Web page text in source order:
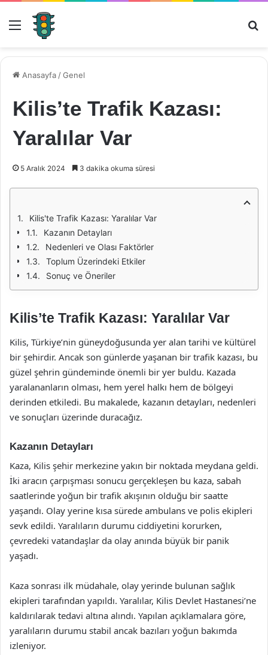
Menü
Anasayfa /Genel
Kilis’te Trafik Kazası:
Yaralılar Var
5 Aralık 2024 3 dakika okuma süresi
Kilis'te Trafik Kazası: Yaralılar Var
Kazanın Detayları
Nedenleri ve Olası Faktörler
Toplum Üzerindeki Etkiler
Sonuç ve Öneriler
Kilis’te Trafik Kazası: Yaralılar Var
Kilis, Türkiye’nin güneydoğusunda yer alan tarihi ve kültürel
bir şehirdir. Ancak son günlerde yaşanan bir trafik kazası, bu
güzel şehrin gündeminde önemli bir yer buldu. Kazada
yaralananların olması, hem yerel halkı hem de bölgeyi
derinden etkiledi. Bu makalede, kazanın detayları, nedenleri
ve sonuçları üzerinde duracağız.
Kazanın Detayları
Kaza, Kilis şehir merkezine yakın bir noktada meydana geldi.
İki aracın çarpışması sonucu gerçekleşen bu kaza, sabah
saatlerinde yoğun bir trafik akışının olduğu bir saatte
yaşandı. Olay yerine kısa sürede ambulans ve polis ekipleri
sevk edildi. Yaralıların durumu ciddiyetini korurken,
çevredeki vatandaşlar da olay anında büyük bir panik
yaşadı.
Kaza sonrası ilk müdahale, olay yerinde bulunan sağlık
ekipleri tarafından yapıldı. Yaralılar, Kilis Devlet Hastanesi’ne
kaldırılarak tedavi altına alındı. Yapılan açıklamalara göre,
yaralıların durumu stabil ancak bazıları yoğun bakımda
izleniyor.